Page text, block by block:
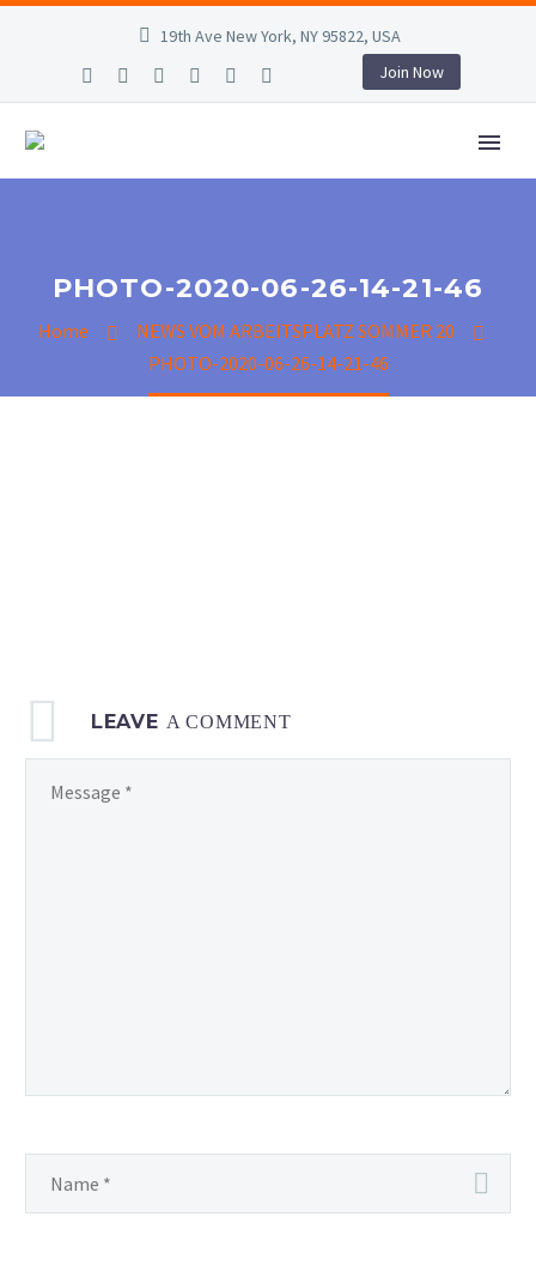
19th Ave New York, NY 95822, USA
Join Now
PHOTO-2020-06-26-14-21-46
Home
NEWS VOM ARBEITSPLATZ SOMMER 20
PHOTO-2020-06-26-14-21-46
LEAVE A COMMENT